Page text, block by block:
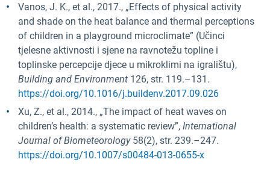
Vanos, J. K., et al., 2017., „Effects of physical activity
and shade on the heat balance and thermal perceptions
of children in a playground microclimate” (Učinci
tjelesne aktivnosti i sjene na ravnotežu topline i
toplinske percepcije djece u mikroklimi na igralištu),
Building and Environment 126, str. 119.–131.
https://doi.org/10.1016/j.buildenv.2017.09.026
Xu, Z., et al., 2014., „The impact of heat waves on
children’s health: a systematic review”, International
Journal of Biometeorology58(2), str. 239.–247.
https://doi.org/10.1007/s00484-013-0655-x